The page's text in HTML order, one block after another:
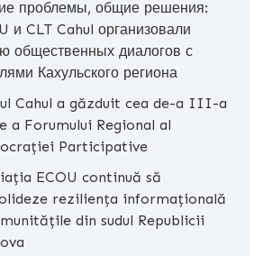
проблемы, общие решения:
и CLT Cahul организовали
общественных диалогов с
Кахульского региона
Cahul a găzduit cea de-a III-a
a Forumului Regional al
Participative
ECOU continuă să
reziliența informațională
din sudul Republicii